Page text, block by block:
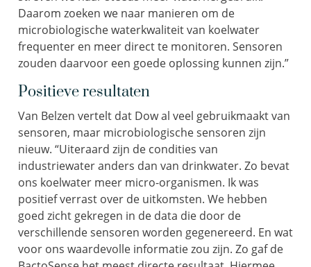
Daarom zoeken we naar manieren om de
microbiologische waterkwaliteit van koelwater
frequenter en meer direct te monitoren. Sensoren
zouden daarvoor een goede oplossing kunnen zijn.”
Positieve resultaten
Van Belzen vertelt dat Dow al veel gebruikmaakt van
sensoren, maar microbiologische sensoren zijn
nieuw. “Uiteraard zijn de condities van
industriewater anders dan van drinkwater. Zo bevat
ons koelwater meer micro-organismen. Ik was
positief verrast over de uitkomsten. We hebben
goed zicht gekregen in de data die door de
verschillende sensoren worden gegenereerd. En wat
voor ons waardevolle informatie zou zijn. Zo gaf de